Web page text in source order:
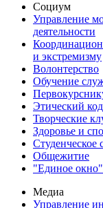
Социум
Управление
деятельности
и экстремизму
Волонтерство
Обучение
Этический
Творческие
Здоровье и
Студенческое
Общежитие
"Единое
Медиа
Управление